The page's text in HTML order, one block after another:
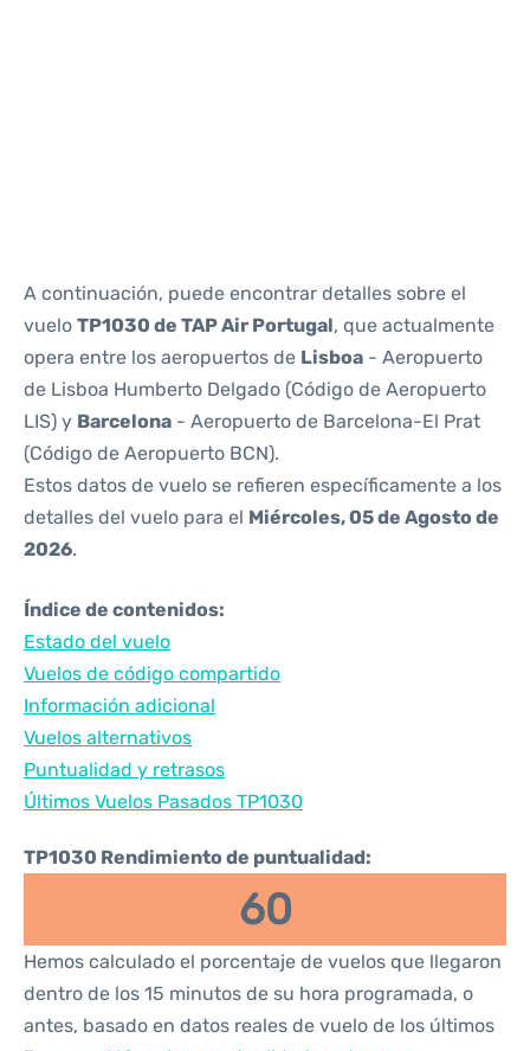
A continuación, puede encontrar detalles sobre el
vuelo TP1030 de TAP Air Portugal, que actualmente
opera entre los aeropuertos de Lisboa - Aeropuerto
de Lisboa Humberto Delgado (Código de Aeropuerto
LIS) y Barcelona - Aeropuerto de Barcelona-El Prat
(Código de Aeropuerto BCN).
Estos datos de vuelo se refieren específicamente a los
detalles del vuelo para el Miércoles, 05 de Agosto de
2026.
Índice de contenidos:
Estado del vuelo
Vuelos de código compartido
Información adicional
Vuelos alternativos
Puntualidad y retrasos
Últimos Vuelos Pasados TP1030
TP1030 Rendimiento de puntualidad:
60
Hemos calculado el porcentaje de vuelos que llegaron
dentro de los 15 minutos de su hora programada, o
antes, basado en datos reales de vuelo de los últimos